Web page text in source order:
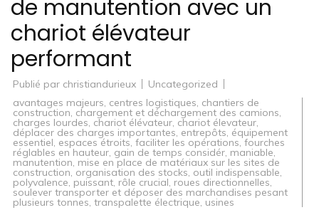
de manutention avec un
chariot élévateur
performant
Publié par christiandurieux
Uncategorized
avantages majeurs, centres logistiques, chantiers de
construction, chargement et déchargement des camions,
charges lourdes, chariot élévateur, chariot élevateur,
déplacer des charges importantes, entrepôts, équipement
essentiel, espaces étroits, faciliter les opérations,fourches
réglables en hauteur, gain de temps considér, maniable,
manutention, mise en place de matériaux sur les sites de
construction, organisation des stocks, outil indispensable,
polyvalence, puissant, rôle crucial, roues directionnelles,
soulever transporter et déposer des marchandises pesant
plusieurs tonnes, transpalette électrique, usines